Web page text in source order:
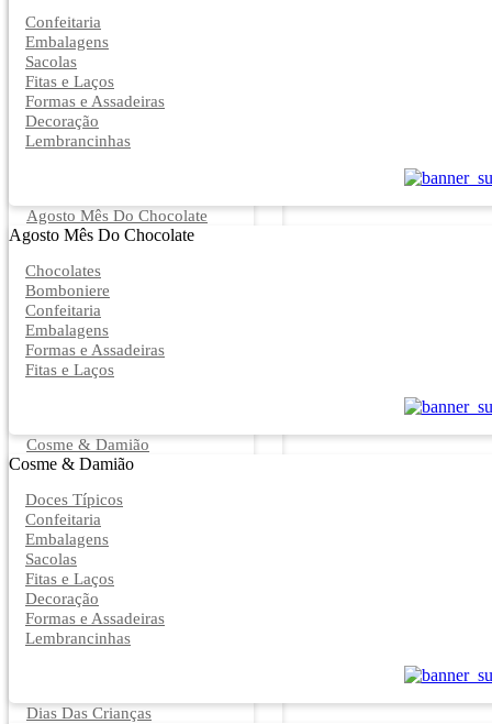
Confeitaria
Embalagens
Sacolas
Fitas e Laços
Formas e Assadeiras
Decoração
Lembrancinhas
Agosto Mês Do Chocolate
Agosto Mês Do Chocolate
Chocolates
Bomboniere
Confeitaria
Embalagens
Formas e Assadeiras
Fitas e Laços
Cosme & Damião
Cosme & Damião
Doces Típicos
Confeitaria
Embalagens
Sacolas
Fitas e Laços
Decoração
Formas e Assadeiras
Lembrancinhas
Dias Das Crianças